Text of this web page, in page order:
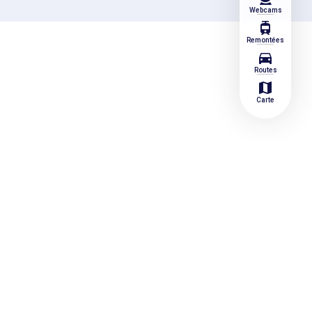
Webcams
tram
Remontées
directions_car
Routes
map
Carte